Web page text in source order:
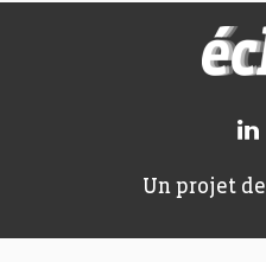
Un projet de